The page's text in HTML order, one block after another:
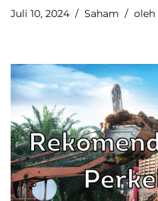
Juli 10, 2024 Saham oleh